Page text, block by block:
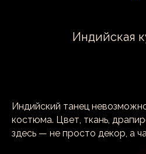
Индийская
Индийский танец
костюма. Цвет, ткань,
здесь — не просто декор, а